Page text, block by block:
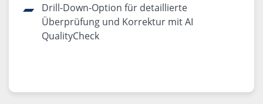
Drill-Down-Option für detaillierte
Überprüfung und Korrektur mit AI
QualityCheck